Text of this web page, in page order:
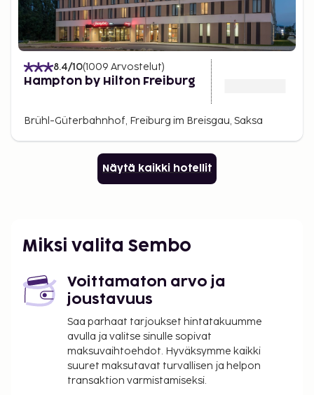
8.4/10(1009 Arvostelut)
Hampton by Hilton Freiburg
Brühl-Güterbahnhof, Freiburg im Breisgau, Saksa
Näytä kaikki hotellit
Miksi valita Sembo
Voittamaton arvo ja
joustavuus
Saa parhaat tarjoukset hintatakuumme
avulla ja valitse sinulle sopivat
maksuvaihtoehdot. Hyväksymme kaikki
suuret maksutavat turvallisen ja helpon
transaktion varmistamiseksi.